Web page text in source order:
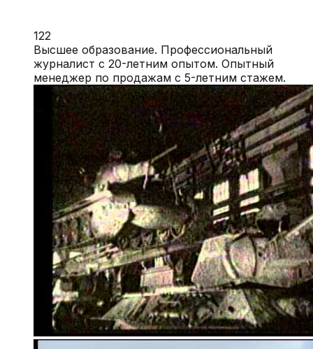
122
Высшее образование. Профессиональный
журналист с 20-летним опытом. Опытный
менеджер по продажам с 5-летним стажем.